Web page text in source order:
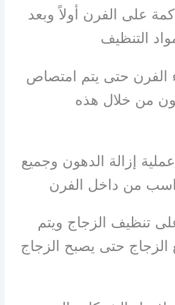
على الفرن أولاً وبعد
التنظيف
الفرن حتى يتم امتصاص
من خلال هذه
إزالة الدهون وجميع
من داخل الفرن
تنظيف الزجاج ويتم
الزجاج حتى يصبح الزجاج